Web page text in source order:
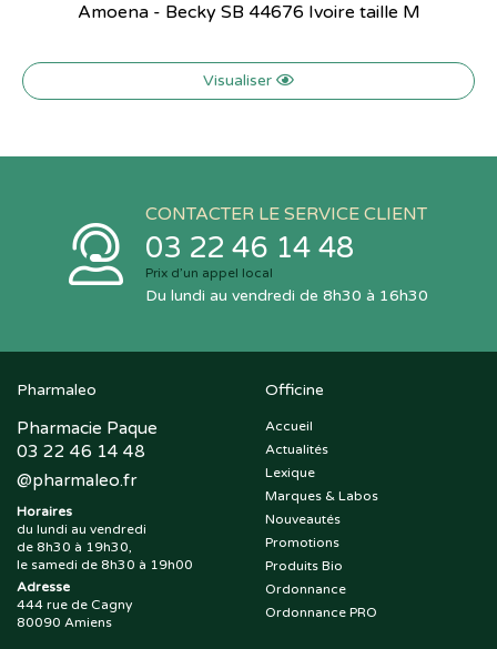
Amoena - Becky SB 44676 Ivoire taille M
Visualiser
CONTACTER LE SERVICE CLIENT
03 22 46 14 48
Prix d’un appel local
Du lundi au vendredi de 8h30 à 16h30
Pharmaleo
Pharmacie Paque
03 22 46 14 48
@pharmaleo.fr
Horaires
du lundi au vendredi
de 8h30 à 19h30,
le samedi de 8h30 à 19h00
Adresse
444 rue de Cagny
80090 Amiens
Officine
Accueil
Actualités
Lexique
Marques & Labos
Nouveautés
Promotions
Produits Bio
Ordonnance
Ordonnance PRO